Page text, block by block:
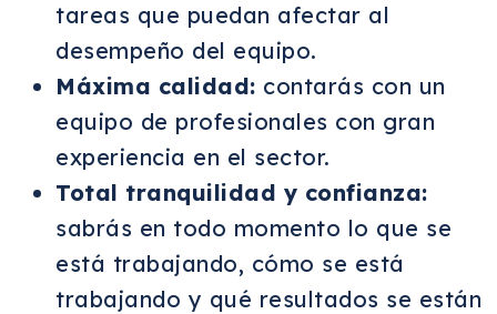
tareas que puedan afectar al
desempeño del equipo.
Máxima calidad: contarás con un
equipo de profesionales con gran
experiencia en el sector.
Total tranquilidad y confianza:
sabrás en todo momento lo que se
está trabajando, cómo se está
trabajando y qué resultados se están